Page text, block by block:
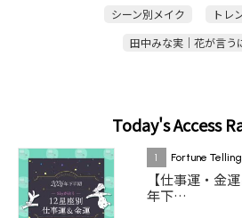
シーン別メイク
トレ
田中みな実｜花が言う
Today's Access
1 Fortune Telling
【仕事運・金
年下…